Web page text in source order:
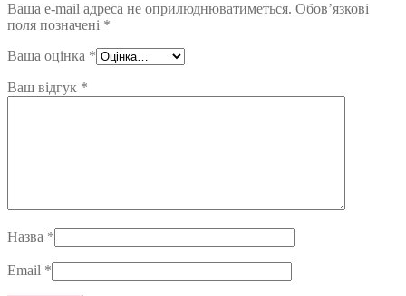
Ваша e-mail адреса не оприлюднюватиметься. Обов’язкові
поля позначені *
Ваша оцінка *
Ваш відгук *
Назва *
Email *